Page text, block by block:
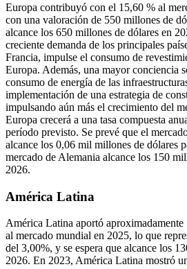
Europa contribuyó con el 15,60 % al
con una valoración de 550 millones de
alcance los 650 millones de dólares en
creciente demanda de los principales
Francia, impulse el consumo de
Europa. Además, una mayor conciencia
consumo de energía de las
implementación de una estrategia de
impulsando aún más el crecimiento del
Europa crecerá a una tasa compuesta
período previsto. Se prevé que el
alcance los 0,06 mil millones de dólares
mercado de Alemania alcance los 150
2026.
América Latina
América Latina aportó
al mercado mundial en 2025, lo que
del 3,00%, y se espera que alcance los
2026. En 2023, América Latina mostró